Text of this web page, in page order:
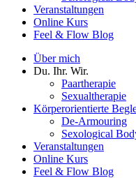
Veranstaltungen
Online Kurs
Feel & Flow Blog
Über mich
Du. Ihr. Wir.
Paartherapie
Sexualtherapie
Körperorientierte
De-Armouring
Sexological
Veranstaltungen
Online Kurs
Feel & Flow Blog